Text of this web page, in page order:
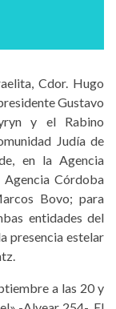
Cdor. Hugo
Gustavo
y el Rabino
Judía de
en la Agencia
Córdoba
Bovo; para
entidades del
presencia estelar
a las 20 y